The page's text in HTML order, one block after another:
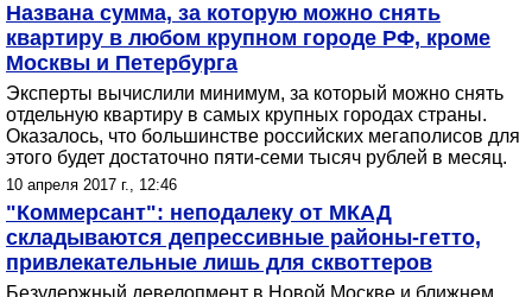
Названа сумма, за которую можно снять
квартиру в любом крупном городе РФ, кроме
Москвы и Петербурга
Эксперты вычислили минимум, за который можно снять
отдельную квартиру в самых крупных городах страны.
Оказалось, что большинстве российских мегаполисов для
этого будет достаточно пяти-семи тысяч рублей в месяц.
10 апреля 2017 г., 12:46
"Коммерсант": неподалеку от МКАД
складываются депрессивные районы-гетто,
привлекательные лишь для сквоттеров
Безудержный девелопмент в Новой Москве и ближнем